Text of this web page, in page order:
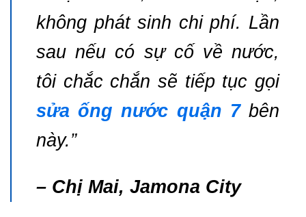
không phát sinh chi phí. Lần
sau nếu có sự cố về nước,
tôi chắc chắn sẽ tiếp tục gọi
sửa ống nước quận 7 bên
này.”
– Chị Mai, Jamona City